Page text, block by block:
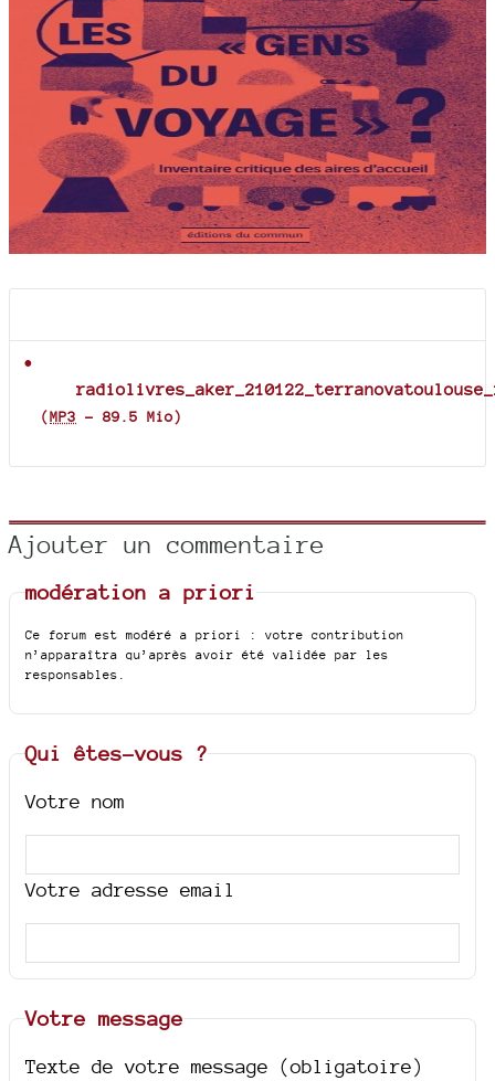
(MP3 - 89.5 Mio)
Ajouter un commentaire
modération a priori
Ce forum est modéré a priori : votre contribution
n’apparaîtra qu’après avoir été validée par les
responsables.
Qui êtes-vous ?
Votre nom
Votre adresse email
Votre message
Texte de votre message (obligatoire)